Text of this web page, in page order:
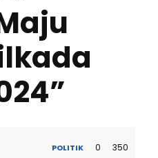
POLITIK 0 350